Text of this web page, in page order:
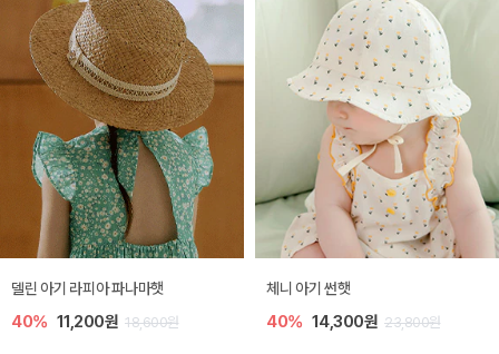
[SIZE ~6Y] 슈미 가디건
5% 17,100원 18,000원
[SIZE ~6Y] 마인 니트 가디건
20% 23,200원 29,000원